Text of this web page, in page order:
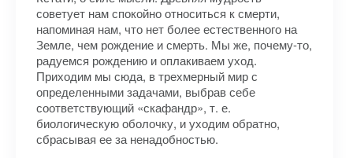
советует нам спокойно относиться к смерти,
напоминая нам, что нет более естественного на
Земле, чем рождение и смерть. Мы же, почему-то,
радуемся рождению и оплакиваем уход.
Приходим мы сюда, в трехмерный мир с
определенными задачами, выбрав себе
соответствующий «скафандр», т. е.
биологическую оболочку, и уходим обратно,
сбрасывая ее за ненадобностью.